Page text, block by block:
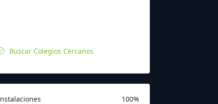
Buscar Colegios Cercanos
100%